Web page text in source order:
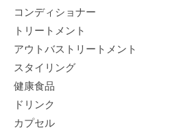
コンディショナー
トリートメント
アウトバストリートメント
スタイリング
健康食品
ドリンク
カプセル